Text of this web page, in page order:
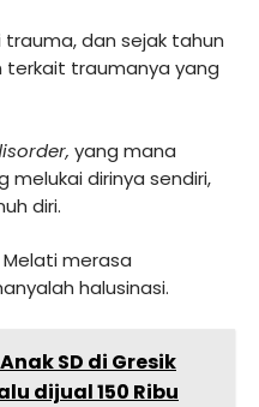
dan sejak tahun
terkait traumanya yang
yang mana
melukai dirinya sendiri,
diri.
merasa
halusinasi.
SD di Gresik
dijual 150 Ribu